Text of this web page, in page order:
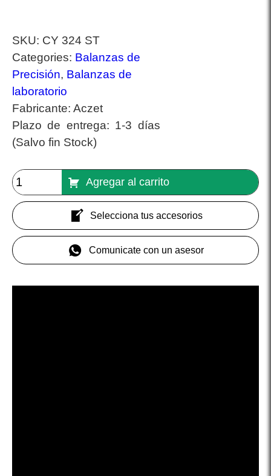
SKU: CY 324 ST
Categories: Balanzas de
Precisión, Balanzas de
laboratorio
Fabricante: Aczet
Plazo de entrega: 1-3 días
(Salvo fin Stock)
Agregar al carrito
Selecciona tus accesorios
Comunicate con un asesor